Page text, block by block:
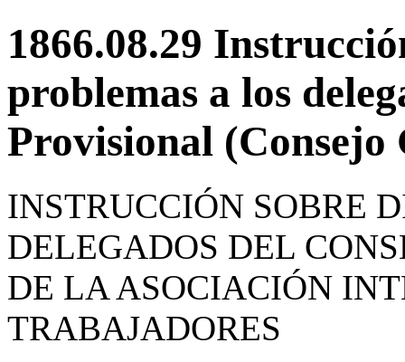
1866.08.29
problemas a los
Provisional
INSTRUCCIÓN SOBRE
DELEGADOS DEL
DE LA ASOCIACIÓN
TRABAJADORES